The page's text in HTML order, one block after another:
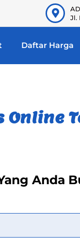
Jl.
Daftar Harga
Online
Anda